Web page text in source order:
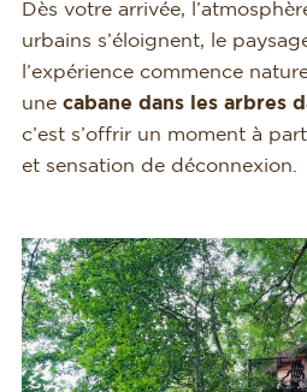
Dès votre arrivée,
urbains s’éloignent, le
l’expérience commence
une cabane dans les arbres
c’est s’offrir un moment à
et sensation de déconnexion.